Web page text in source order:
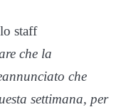
staff
che la
che
settimana, per